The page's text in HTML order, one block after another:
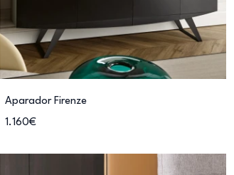
Aparador Firenze
1.160€